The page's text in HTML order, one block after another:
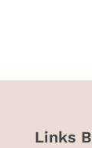
Links